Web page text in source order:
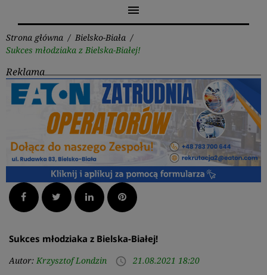
menu
Strona główna / Bielsko-Biała /
Sukces młodziaka z Bielska-Białej!
Reklama
Facebook Twitter LinkedInPinterest
Sukces młodziaka z Bielska-Białej!
Autor: Krzysztof Londzin access_time 21.08.2021 18:20